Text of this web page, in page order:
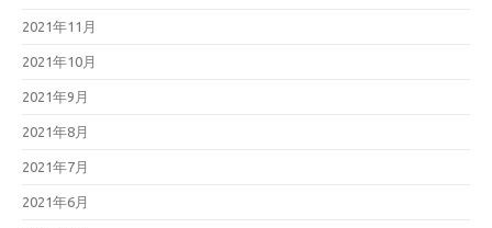
2021年11月
2021年10月
2021年9月
2021年8月
2021年7月
2021年6月